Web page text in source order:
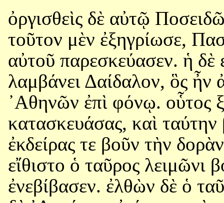
ὀργισθεὶς δὲ αὐτῷ
τοῦτον μὲν ἐξηγρίωσε,
αὐτοῦ παρεσκεύασεν. ἡ δὲ
λαμβάνει Δαίδαλον, ὃς ἦν
᾿Αθηνῶν ἐπὶ φόνῳ. οὗτος
κατασκευάσας, καὶ
ἐκδείρας τε βοῦν τὴν
εἴθιστο ὁ ταῦρος λειμῶνι
ἐνεβίβασεν. ἐλθὼν δὲ ὁ